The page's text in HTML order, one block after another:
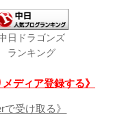
日ドラゴンズ
ランキング
ディア登録する》
受け取る》